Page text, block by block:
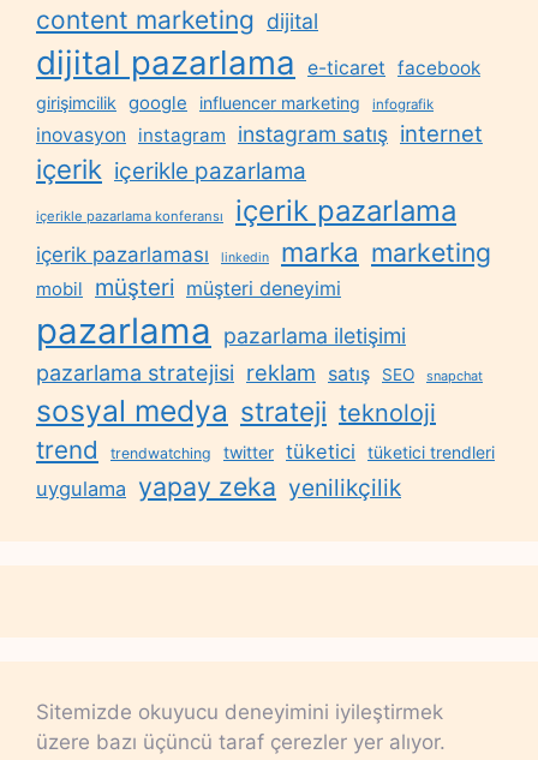
content marketing dijital
dijital pazarlama e-ticaret facebook
girişimcilik google influencer marketing infografik
inovasyon instagram instagram satış internet
içerik içerikle pazarlama
içerikle pazarlama konferansı içerik pazarlama
içerik pazarlaması linkedin marka marketing
mobil müşteri müşteri deneyimi
pazarlama
pazarlama iletişimi
pazarlama stratejisi reklam satış SEO snapchat
sosyal medya strateji teknoloji
trend trendwatching twitter tüketici tüketici trendleri
uygulama yapay zeka yenilikçilik
Sitemizde okuyucu deneyimini iyileştirmek
üzere bazı üçüncü taraf çerezler yer alıyor.